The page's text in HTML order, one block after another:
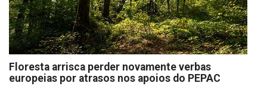
Floresta arrisca perder novamente verbas
europeias por atrasos nos apoios do PEPAC